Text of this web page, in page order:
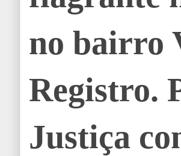
no bairro
Registro.
Justiça